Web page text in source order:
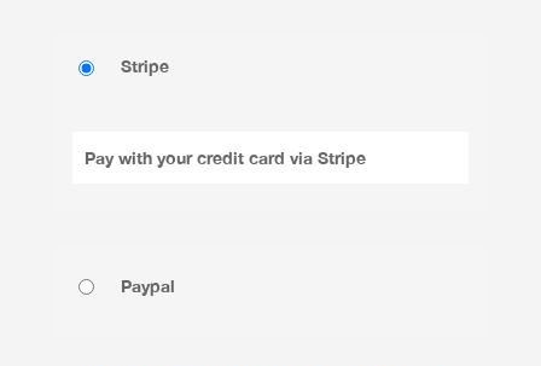
Stripe
Pay with your credit card via Stripe
Paypal